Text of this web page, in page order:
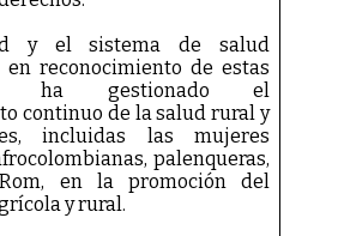
y el sistema de salud
en reconocimiento de estas
ha gestionado el
continuo de la salud rural y
incluidas las mujeres
palenqueras,
en la promoción del
y rural.